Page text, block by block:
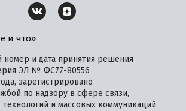
и что»
номер и дата принятия решения
ЭЛ № ФС77-80556
зарегистрировано
по надзору в сфере связи,
и массовых коммуникаций